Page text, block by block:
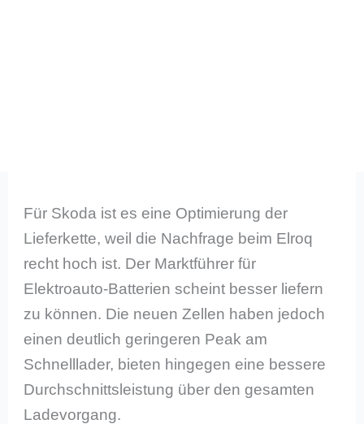
Für Skoda ist es eine Optimierung der
Lieferkette, weil die Nachfrage beim Elroq
recht hoch ist. Der Marktführer für
Elektroauto-Batterien scheint besser liefern
zu können. Die neuen Zellen haben jedoch
einen deutlich geringeren Peak am
Schnelllader, bieten hingegen eine bessere
Durchschnittsleistung über den gesamten
Ladevorgang.